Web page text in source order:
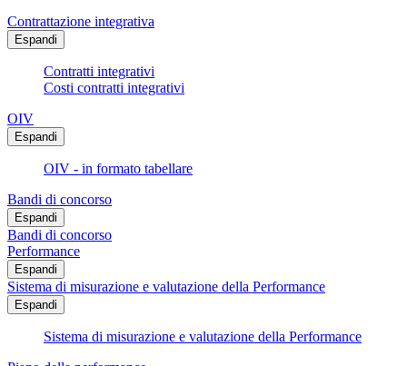
Contrattazione integrativa
Espandi
Contratti integrativi
Costi contratti integrativi
OIV
Espandi
OIV - in formato tabellare
Bandi di concorso
Espandi
Bandi di concorso
Performance
Espandi
Sistema di misurazione e valutazione della Performance
Espandi
Sistema di misurazione e valutazione della Performance